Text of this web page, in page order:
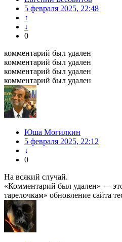
5 февраля 2025, 22:48
↑
↓
0
комментарий был удален
комментарий был удален
комментарий был удален
комментарий был удален
Юша Могилкин
5 февраля 2025, 22:12
↓
0
На всякий случай.
«Комментарий был удален» —
тарелочкам» обновление сайта